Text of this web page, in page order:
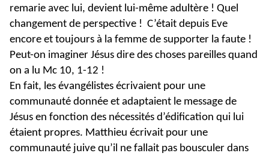
remarie avec lui, devient lui-même adultère ! Quel
changement de perspective ! C’était depuis Eve
encore et toujours à la femme de supporter la faute !
Peut-on imaginer Jésus dire des choses pareilles quand
on a lu Mc 10, 1-12 !
En fait, les évangélistes écrivaient pour une
communauté donnée et adaptaient le message de
Jésus en fonction des nécessités d’édification qui lui
étaient propres. Matthieu écrivait pour une
communauté juive qu’il ne fallait pas bousculer dans